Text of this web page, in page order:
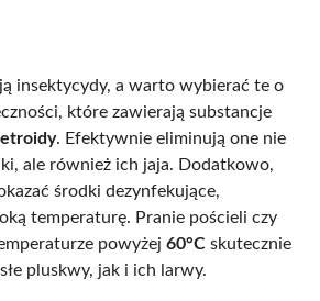
insektycydy, a warto wybierać te o
które zawierają substancje
. Efektywnie eliminują one nie
ale również ich jaja. Dodatkowo,
środki dezynfekujące,
temperaturę. Pranie pościeli czy
powyżej 60°C skutecznie
pluskwy, jak i ich larwy.